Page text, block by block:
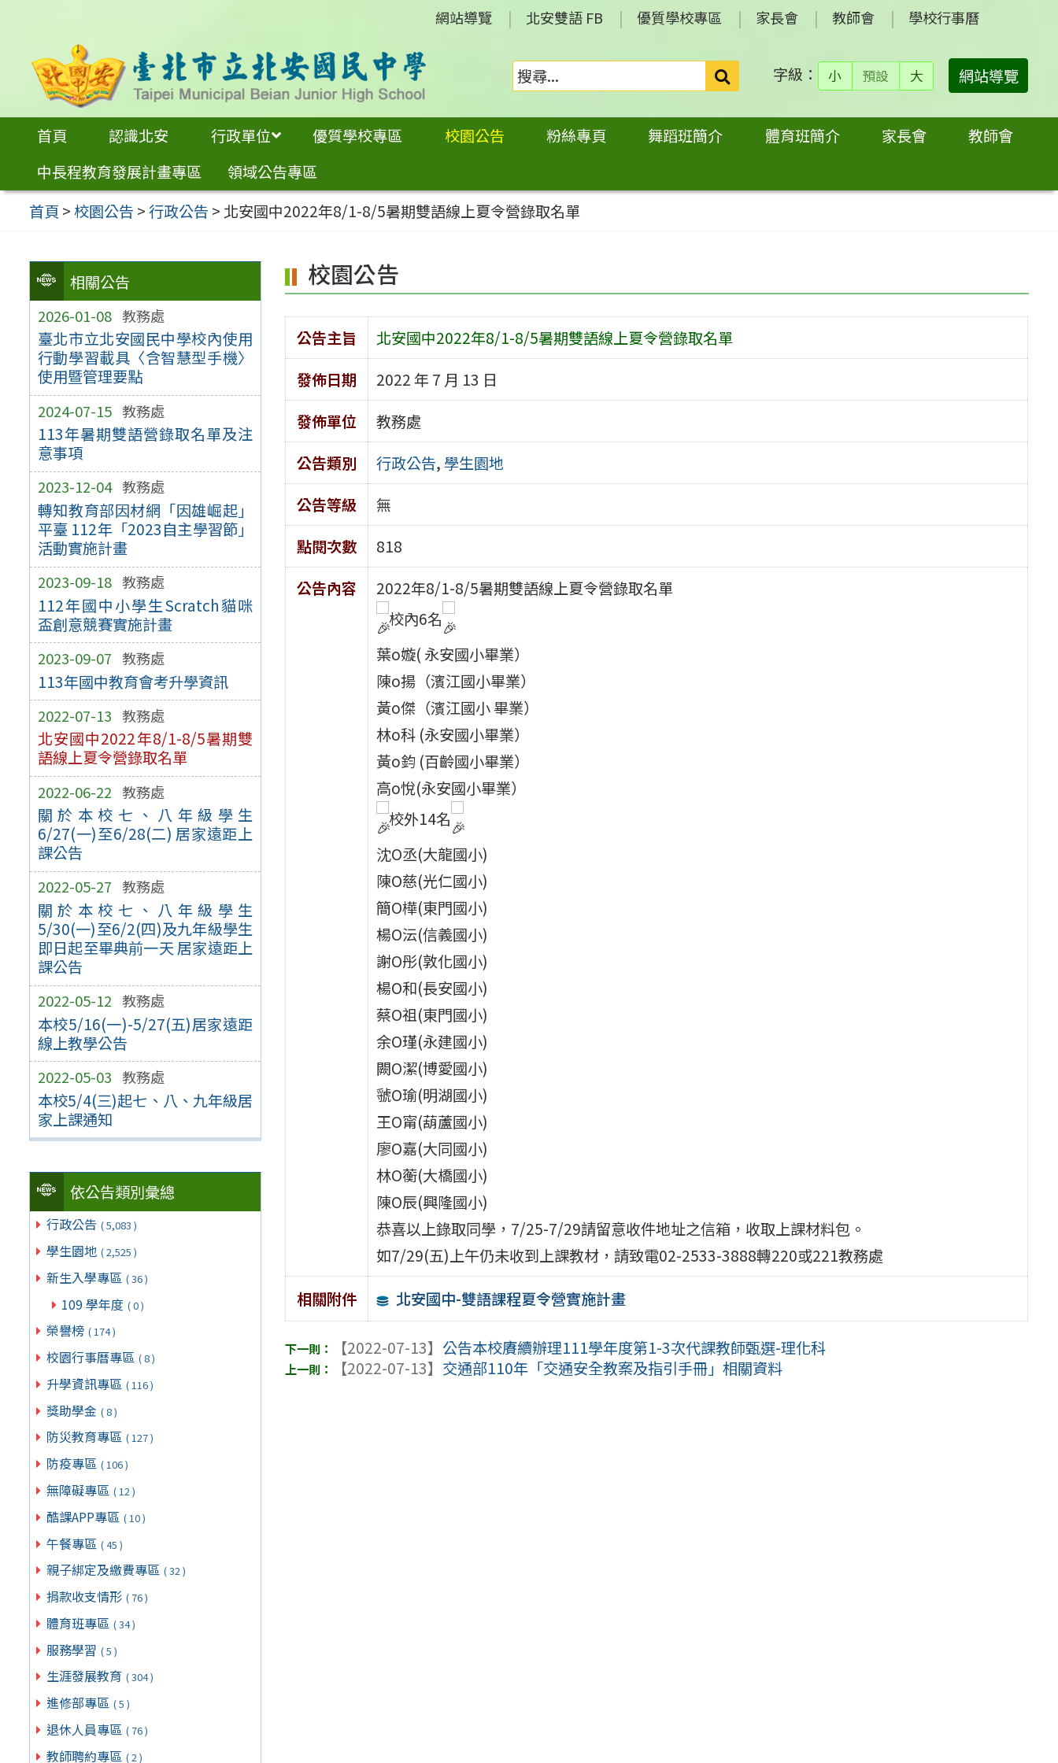
內
網站導覽 北安雙語 FB 優質學校專區 家長會 教師會 學校行事曆
搜
尋：
字級： 小 預設 大 網站導覽
首頁 認識北安 行政單位 優質學校專區 校園公告 粉絲專頁 舞蹈班簡介 體育班簡介 家長會
教師會
中長程教育發展計畫專區
領域公告專區
首頁 >校園公告 >行政公告 > 北安國中2022年8/1-8/5暑期雙語線上夏令營錄取名單
相關公告
2026-01-08 教務處
臺北市立北安國民中學校內使用
行動學習載具〈含智慧型手機〉
使用暨管理要點
2024-07-15 教務處
113年暑期雙語營錄取名單及注
意事項
2023-12-04 教務處
轉知教育部因材網「因雄崛起」
平臺 112年「2023自主學習節」
活動實施計畫
2023-09-18 教務處
112年國中小學生Scratch貓咪
盃創意競賽實施計畫
2023-09-07 教務處
113年國中教育會考升學資訊
2022-07-13 教務處
北安國中2022年8/1-8/5暑期雙
語線上夏令營錄取名單
2022-06-22 教務處
關於本校七、八年級學生
6/27(一)至6/28(二) 居家遠距上
課公告
2022-05-27 教務處
關於本校七、八年級學生
5/30(一)至6/2(四)及九年級學生
即日起至畢典前一天 居家遠距上
課公告
2022-05-12 教務處
本校5/16(一)-5/27(五)居家遠距
線上教學公告
2022-05-03 教務處
本校5/4(三)起七、八、九年級居
家上課通知
依公告類別彙總
行政公告 ( 5,083 )
學生園地 ( 2,525 )
新生入學專區 ( 36 )
109 學年度 ( 0 )
榮譽榜 ( 174 )
校園行事曆專區 ( 8 )
升學資訊專區 ( 116 )
獎助學金 ( 8 )
防災教育專區 ( 127 )
防疫專區 ( 106 )
無障礙專區 ( 12 )
酷課APP專區 ( 10 )
午餐專區 ( 45 )
親子綁定及繳費專區 ( 32 )
捐款收支情形 ( 76 )
體育班專區 ( 34 )
服務學習 ( 5 )
生涯發展教育 ( 304 )
進修部專區 ( 5 )
退休人員專區 ( 76 )
教師聘約專區 ( 2 )
校園公告
公告主旨
北安國中2022年8/1-8/5暑期雙語線上夏令營錄取名單
發佈日期
2022 年 7 月 13 日
發佈單位
教務處
公告類別
行政公告, 學生園地
公告等級
無
點閱次數
818
公告內容
2022年8/1-8/5暑期雙語線上夏令營錄取名單
校內6名
葉o嫙( 永安國小畢業）
陳o揚（濱江國小畢業）
黃o傑（濱江國小 畢業）
林o科 (永安國小畢業）
黃o鈞 (百齡國小畢業）
高o悅(永安國小畢業）
校外14名
沈O丞(大龍國小)
陳O慈(光仁國小)
簡O樺(東門國小)
楊O沄(信義國小)
謝O彤(敦化國小)
楊O和(長安國小)
蔡O祖(東門國小)
余O瑾(永建國小)
闕O潔(博愛國小)
虢O瑜(明湖國小)
王O甯(葫蘆國小)
廖O嘉(大同國小)
林O蘅(大橋國小)
陳O辰(興隆國小)
恭喜以上錄取同學，7/25-7/29請留意收件地址之信箱，收取上課材料包。
如7/29(五)上午仍未收到上課教材，請致電02-2533-3888轉220或221教務處
相關附件
北安國中-雙語課程夏令營實施計畫
【2022-07-13】 公告本校賡續辦理111學年度第1-3次代課教師甄選-理化科
【2022-07-13】 交通部110年「交通安全教案及指引手冊」相關資料